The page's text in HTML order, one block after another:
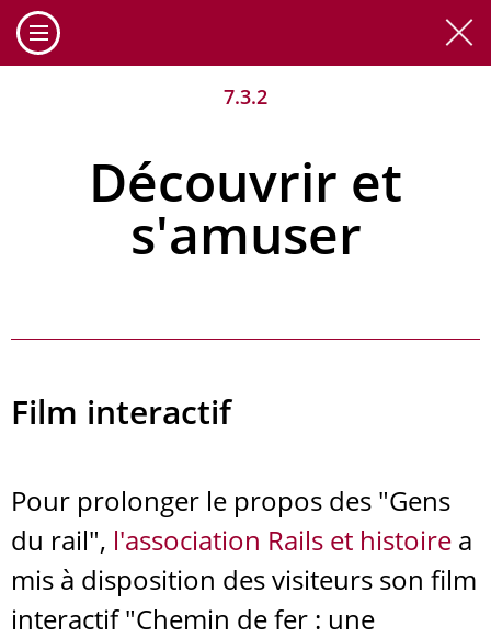
7.3.2
Découvrir et
s'amuser
Film interactif
Pour prolonger le propos des "Gens
du rail", l'association Rails et histoire a
mis à disposition des visiteurs son film
interactif "Chemin de fer : une
Cookies management panel